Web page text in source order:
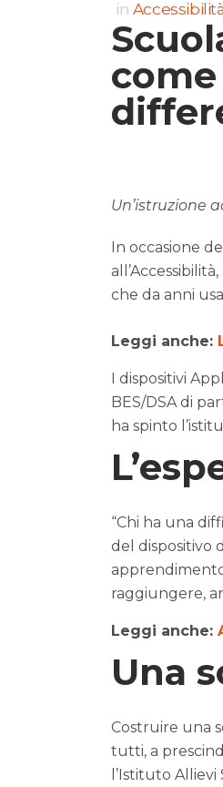
in Accessibilità
Un’istruzione
In occasione del
che da anni
Leggi anche:
I dispositivi
BES/DSA di
ha spinto
“Chi ha una
del dispositivo
raggiungere,
Leggi anche:
Una
Costruire una
tutti, a
l’Istituto